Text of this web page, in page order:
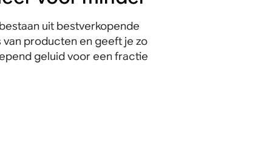
uit bestverkopende
producten en geeft je zo
geluid voor een fractie